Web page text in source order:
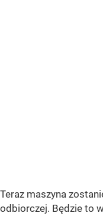
Teraz maszyna
odbiorczej. Będzie to